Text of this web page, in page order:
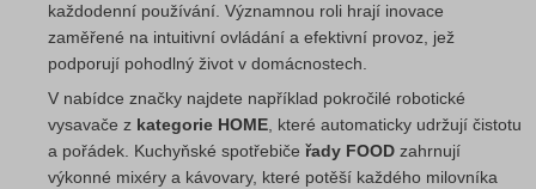
každodenní používání. Významnou roli hrají inovace
zaměřené na intuitivní ovládání a efektivní provoz, jež
podporují pohodlný život v domácnostech.
V nabídce značky najdete například pokročilé robotické
vysavače z kategorie HOME , které automaticky udržují čistotu
a pořádek. Kuchyňské spotřebiče řady FOOD zahrnují
výkonné mixéry a kávovary, které potěší každého milovníka